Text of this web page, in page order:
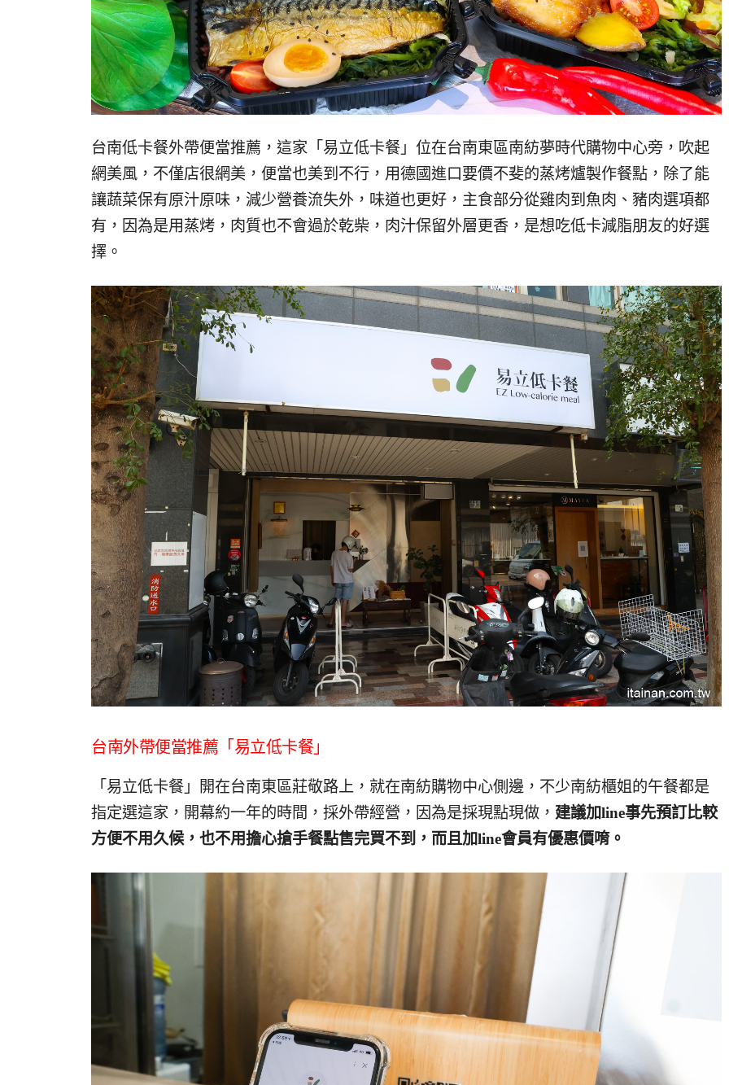
台南低卡餐外帶便當推薦，這家「易立低卡餐」位在台南東區南紡夢時代購物中心旁，吹起
網美風，不僅店很網美，便當也美到不行，用德國進口要價不斐的蒸烤爐製作餐點，除了能
讓蔬菜保有原汁原味，減少營養流失外，味道也更好，主食部分從雞肉到魚肉、豬肉選項都
有，因為是用蒸烤，肉質也不會過於乾柴，肉汁保留外層更香，是想吃低卡減脂朋友的好選
擇。
台南外帶便當推薦「易立低卡餐」
「易立低卡餐」開在台南東區莊敬路上，就在南紡購物中心側邊，不少南紡櫃姐的午餐都是
指定選這家，開幕約一年的時間，採外帶經營，因為是採現點現做， 建議加line事先預訂比較
方便不用久候，也不用擔心搶手餐點售完買不到，而且加line會員有優惠價唷。